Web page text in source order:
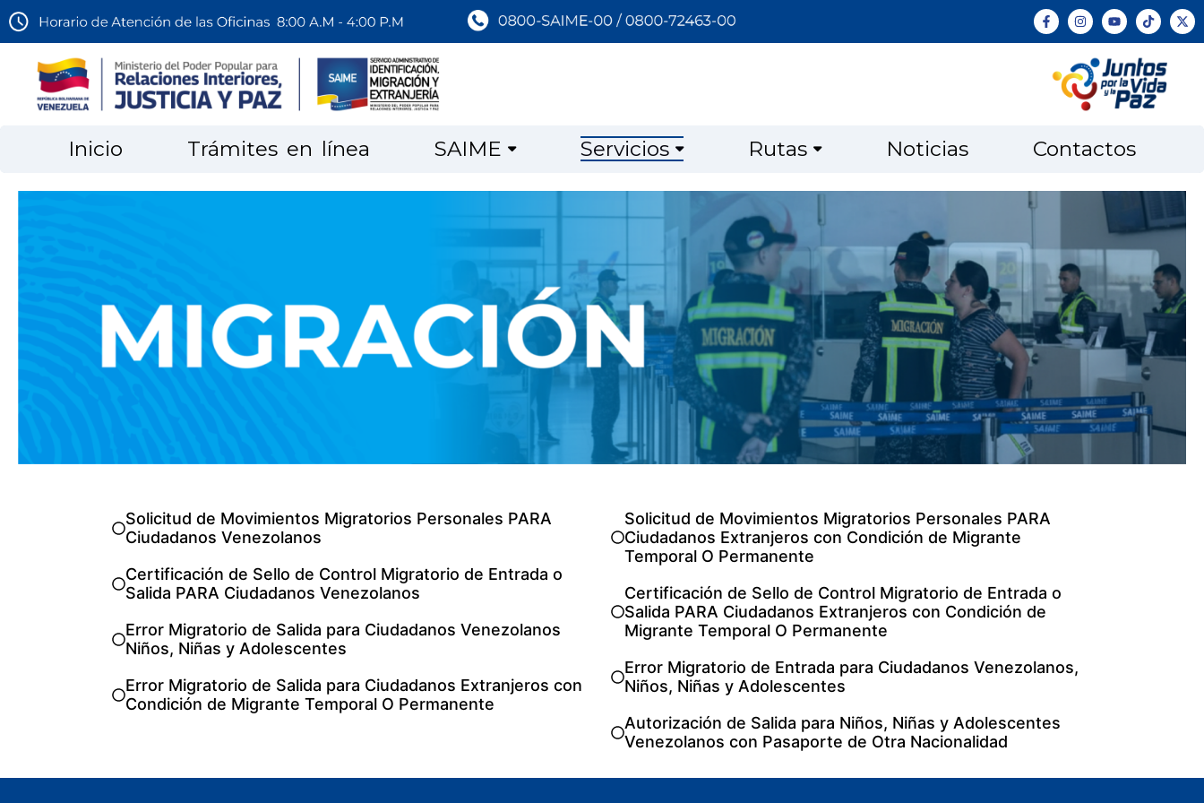
Inicio Trámites en línea SAIME Servicios Rutas Noticias Contactos
Solicitud de Movimientos Migratorios Personales PARA
Ciudadanos Venezolanos
Certificación de Sello de Control Migratorio de Entrada o
Salida PARA Ciudadanos Venezolanos
Error Migratorio de Salida para Ciudadanos Venezolanos
Niños, Niñas y Adolescentes
Error Migratorio de Salida para Ciudadanos Extranjeros con
Condición de Migrante Temporal O Permanente
Solicitud de Movimientos Migratorios Personales PARA
Ciudadanos Extranjeros con Condición de Migrante
Temporal O Permanente
Certificación de Sello de Control Migratorio de Entrada o
Salida PARA Ciudadanos Extranjeros con Condición de
Migrante Temporal O Permanente
Error Migratorio de Entrada para Ciudadanos Venezolanos,
Niños, Niñas y Adolescentes
Autorización de Salida para Niños, Niñas y Adolescentes
Venezolanos con Pasaporte de Otra Nacionalidad